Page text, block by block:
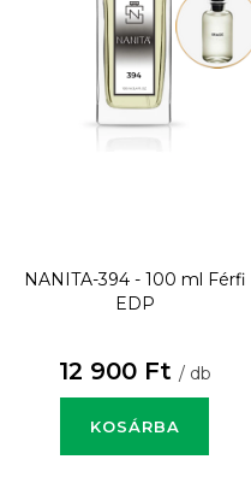
NANITA-394 - 100 ml
Férfi
EDP
12 900 Ft / db
KOSÁRBA